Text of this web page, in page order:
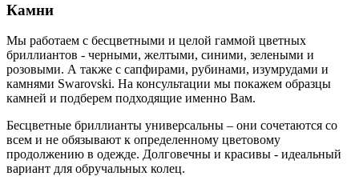
Камни
Мы работаем с бесцветными и целой гаммой цветных
бриллиантов - черными, желтыми, синими, зелеными и
розовыми. А также с сапфирами, рубинами, изумрудами и
камнями Swarovski. На консультации мы покажем образцы
камней и подберем подходящие именно Вам.
Бесцветные бриллианты универсальны – они сочетаются со
всем и не обязывают к определенному цветовому
продолжению в одежде. Долговечны и красивы - идеальный
вариант для обручальных колец.